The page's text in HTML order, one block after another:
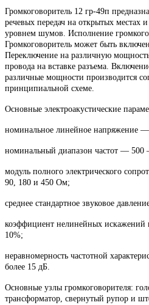
Громкоговоритель 12 гр-49п
речевых передач на открытых местах
уровнем шумов. Исполнение
Громкоговоритель может быть
Переключение на различную
провода на вставке разъема.
различные мощности производится
принципиальной схеме.
Основные электроакустические
номинальное линейное напряжение
номинальный диапазон частот —
модуль полного электрического
90, 180 и 450 Ом;
среднее стандартное звуковое
коэффициент нелинейных искажений
10%;
неравномерность частотной
более 15 дБ.
Основные узлы громкоговорителя:
трансформатор, свернутый рупор и